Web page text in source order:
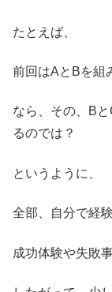
たとえば、
前回はAとBを組
なら、その、B
るのでは？
というように、
全部、自分で経
成功体験や失敗